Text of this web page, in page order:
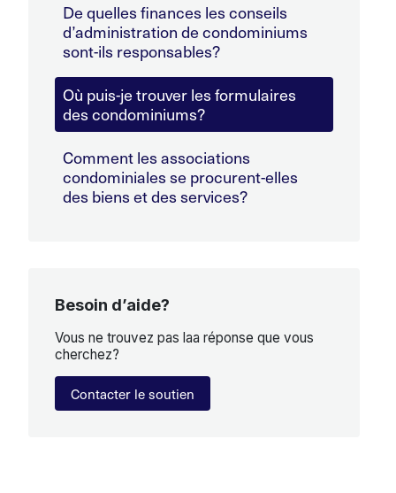
De quelles finances les conseils
d’administration de condominiums
sont-ils responsables?
Où puis-je trouver les formulaires
des condominiums?
Comment les associations
condominiales se procurent-elles
des biens et des services?
Besoin d’aide?
Vous ne trouvez pas laa réponse que vous
cherchez?
Contacter le soutien